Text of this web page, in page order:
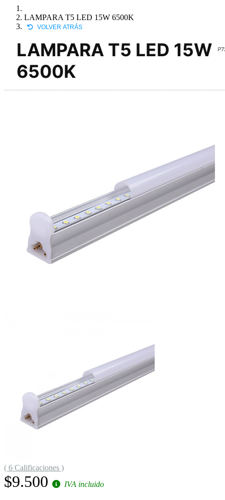
LAMPARA T5 LED 15W 6500K
VOLVER ATRÁS
LAMPARA T5 LED 15W
6500K
( 6 Calificaciones )
$9.500 IVA incluido